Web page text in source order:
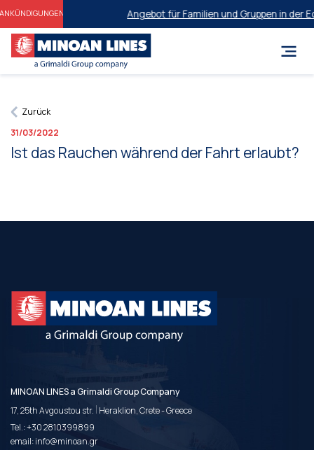
Angebot für Familien und Gruppen in der
Zurück
31/03/2022
Ist das Rauchen während der Fahrt erlaubt?
MINOAN LINES a Grimaldi Group Company
17, 25th Avgoustou str. | Heraklion, Crete - Greece
Tel.:+30 2810399899
email:info@minoan.gr